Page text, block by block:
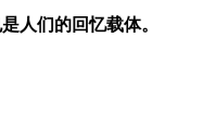
人们的回忆载体。